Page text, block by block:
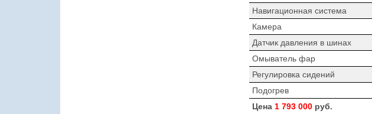
Навигационная система
Камера
Датчик давления в шинах
Омыватель фар
Регулировка сидений
Подогрев
Цена 1 793 000руб.